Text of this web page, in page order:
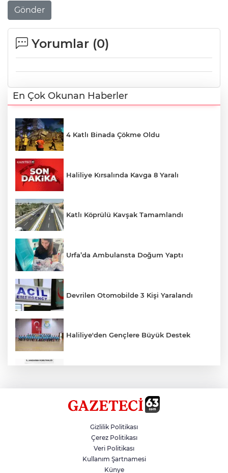
Gönder
Yorumlar (0)
En Çok Okunan Haberler
4 Katlı Binada Çökme Oldu
Haliliye Kırsalında Kavga 8 Yaralı
Katlı Köprülü Kavşak Tamamlandı
Urfa’da Ambulansta Doğum Yaptı
Devrilen Otomobilde 3 Kişi Yaralandı
Haliliye'den Gençlere Büyük Destek
Hikmet Başak’tan Ulaşım Çalışması
Atatürk Bulvarında Asfalt Yenileniyor
Gizlilik Politikası
Çerez Politikası
Veri Politikası
Kullanım Şartnamesi
Künye